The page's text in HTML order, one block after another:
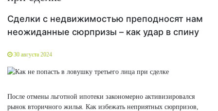
Сделки с недвижимостью преподносят нам
неожиданные сюрпризы – как удар в спину
30 августа 2024
После отмены льготной ипотеки закономерно активизировался
рынок вторичного жилья. Как избежать неприятных сюрпризов,